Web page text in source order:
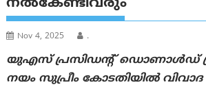
നൽകേണ്ടിവരും
Nov 4, 2025 .
യുഎസ് പ്രസിഡന്റ് ഡൊണാൾഡ്
നയം സുപ്രീം കോടതിയിൽ